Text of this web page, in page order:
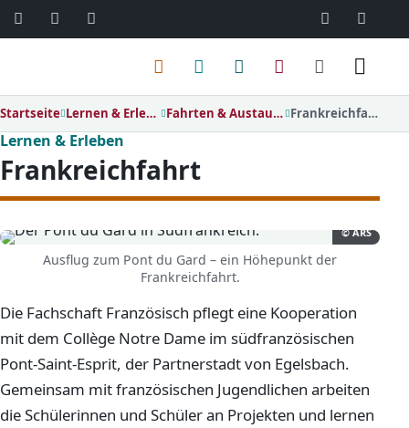
06103 / 30
Menü
Startseite Lernen & Erleben Fahrten & Austausch Frankreichfahrt
Lernen & Erleben
Frankreichfahrt
© ARS
Ausflug zum Pont du Gard – ein Höhepunkt der
Frankreichfahrt.
Die Fachschaft Französisch pflegt eine Kooperation
mit dem Collège Notre Dame im südfranzösischen
Pont-Saint-Esprit, der Partnerstadt von Egelsbach.
Gemeinsam mit französischen Jugendlichen arbeiten
die Schülerinnen und Schüler an Projekten und lernen